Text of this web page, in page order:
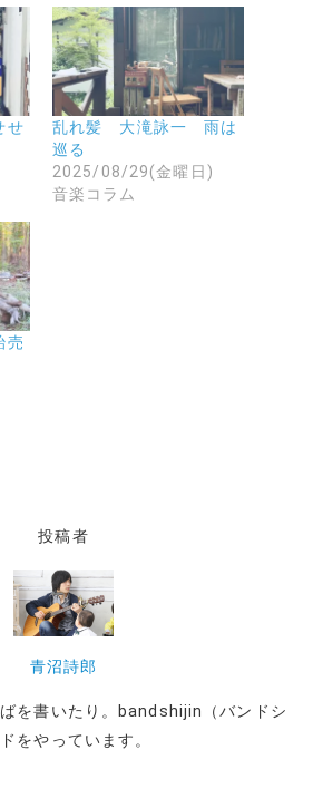
せ
乱れ髪 大滝詠一 雨は
巡る
2025/08/29(金曜日)
音楽コラム
売
投稿者
青沼詩郎
を書いたり。bandshijin（バンドシ
をやっています。